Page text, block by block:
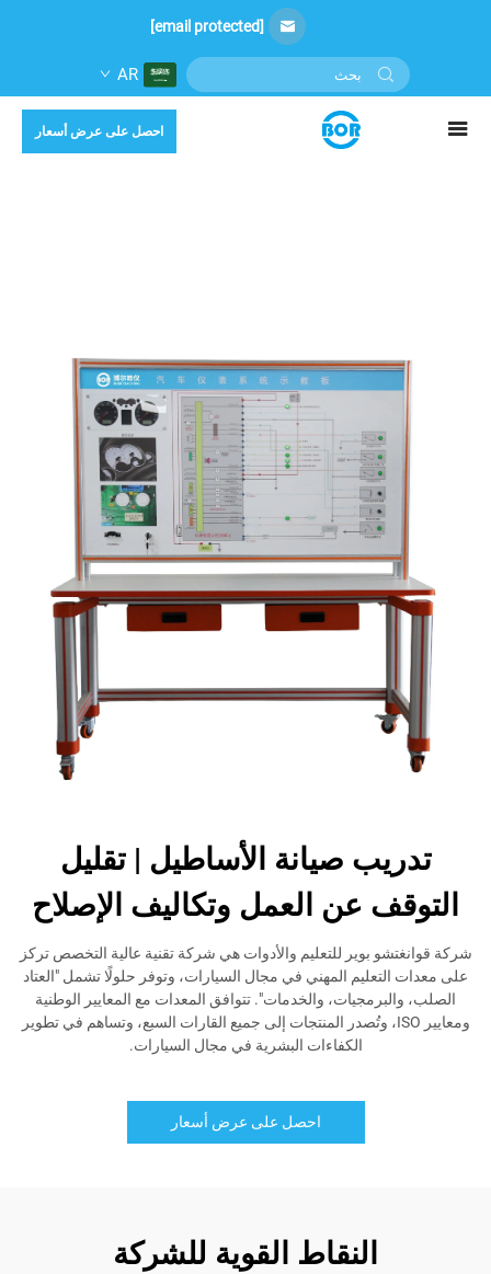
[email protected]
AR
احصل على عرض أسعار
تدريب صيانة الأساطيل | تقليل
التوقف عن العمل وتكاليف الإصلاح
شركة قوانغتشو بوير للتعليم والأدوات هي شركة تقنية عالية التخصص تركز
على معدات التعليم المهني في مجال السيارات، وتوفر حلولًا تشمل "العتاد
الصلب، والبرمجيات، والخدمات". تتوافق المعدات مع المعايير الوطنية
ومعايير ISO، وتُصدر المنتجات إلى جميع القارات السبع، وتساهم في تطوير
الكفاءات البشرية في مجال السيارات.
احصل على عرض أسعار
النقاط القوية للشركة